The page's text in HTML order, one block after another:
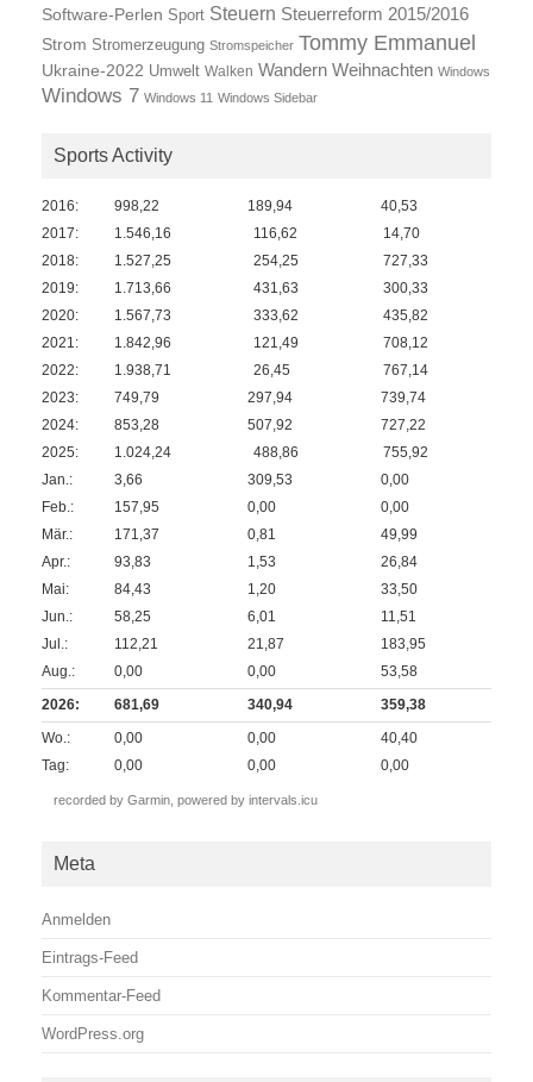
Software-Perlen Sport Steuern Steuerreform 2015/2016
Strom Stromerzeugung Stromspeicher Tommy Emmanuel
Ukraine-2022 Umwelt Walken Wandern Weihnachten Windows
Windows 7 Windows 11 Windows Sidebar
Sports Activity
2016: 998,22 189,94
40,53
2017:
1.546,16 116,62
14,70
2018:
1.527,25 254,25
727,33
2019:
1.713,66 431,63
300,33
2020:
1.567,73 333,62
435,82
2021:
1.842,96 121,49
708,12
2022:
1.938,71 26,45
767,14
2023:
749,79 297,94
739,74
2024:
853,28 507,92
727,22
2025:
1.024,24 488,86
755,92
Jan.:
3,66 309,53
0,00
Feb.:
157,95 0,00
0,00
Mär.:
171,37 0,81
49,99
Apr.:
93,83 1,53
26,84
Mai:
84,43 1,20
33,50
Jun.:
58,25 6,01
11,51
Jul.:
112,21 21,87
183,95
Aug.:
0,00 0,00
53,58
2026:
681,69 340,94
359,38
Wo.:
0,00 0,00
40,40
Tag:
0,00 0,00 0,00
recorded by Garmin, powered by intervals.icu
Meta
Anmelden
Eintrags-Feed
Kommentar-Feed
WordPress.org